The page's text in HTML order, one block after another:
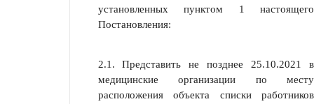
установленных пунктом 1 настоящего
Постановления:
2.1. Представить не позднее 25.10.2021 в
медицинские организации по месту
расположения объекта списки работников